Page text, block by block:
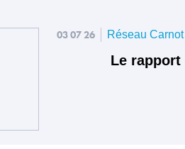
03 07 26 Réseau Carnot
Le rapport